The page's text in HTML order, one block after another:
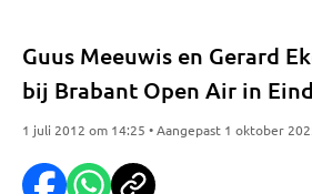
Guus Meeuwis en Gerard
bij Brabant Open Air in
1 juli 2012 om 14:25 • Aangepast 1 oktober